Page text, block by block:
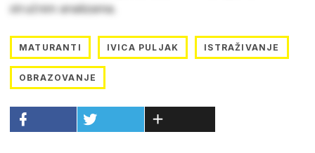
stručnim analizama.
MATURANTI IVICA PULJAK ISTRAŽIVANJE
OBRAZOVANJE